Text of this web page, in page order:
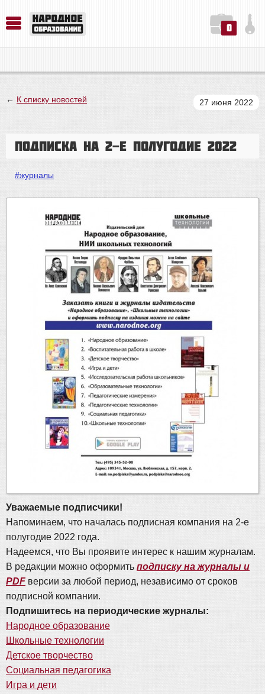
0
← К списку новостей 27 июня 2022
Подписка на 2-е полугодие 2022
#журналы
Уважаемые подписчики!
Напоминаем, что началась подписная компания на 2-е
полугодие 2022 года.
Надеемся, что Вы проявите интерес к нашим журналам.
В редакции можно оформить подписку на журналы и
PDF версии за любой период, независимо от сроков
подписной компании.
Подпишитесь на периодические журналы:
Народное образование
Школьные технологии
Детское творчество
Социальная педагогика
Игра и дети